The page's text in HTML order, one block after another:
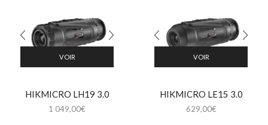
VOIR
HIKMICRO LH19 3.0
1 049,00€
VOIR
HIKMICRO LE15 3.0
629,00€